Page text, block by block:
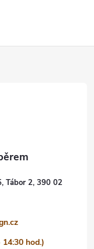
Tábor 2, 390 02
hod.)